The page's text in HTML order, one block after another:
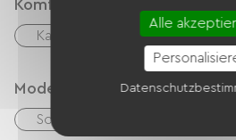
Komfort
Kamin
Modes de paiement
Schecks
Alle